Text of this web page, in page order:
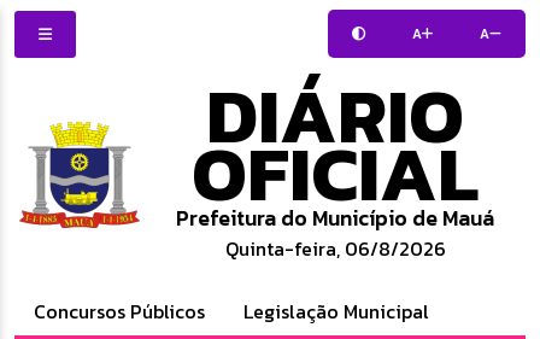
A A
DIÁRIO
OFICIAL
Prefeitura do Município de Mauá
Quinta-feira, 06/8/2026
Concursos Públicos Legislação Municipal